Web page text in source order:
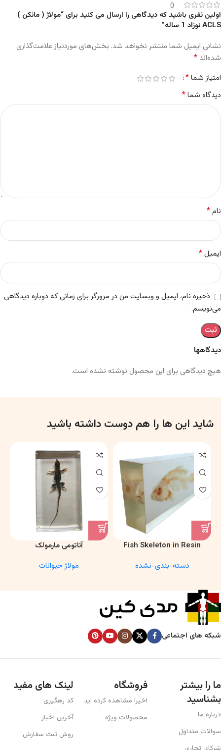
0
دیدگاهها
هیچ دیدگاهی برای این محصول نوشته نشده است.
اولین نفری باشید که دیدگاهی را ارسال می کنید برای “مولاژ ( مانکن )
ACLS نوزاد 1 ساله”
نشانی ایمیل شما منتشر نخواهد شد. بخش‌های موردنیاز علامت‌گذاری
شده‌اند *
امتیاز شما*
دیدگاه شما*
نام*
ایمیل*
ذخیره نام، ایمیل و وبسایت من در مرورگر برای زمانی که دوباره دیدگاهی
می‌نویسم.
شاید این ها را هم دوست داشته باشید
Fish Skeleton in Resin
Anatomy Specimen
دسته-بندی-نشده
آناتومی مارمولک
مولاژ حیوانات
شبکه های اجتماعی
ما را بیشتر
بشناسید
درباره ما
سوالات متداول
فروشگاه
اخیرا مشاهده کرده اید
محصولات ویژه
لینک های مفید
کد رهگیری
آخرین اخبار
روش ثبت سفارش